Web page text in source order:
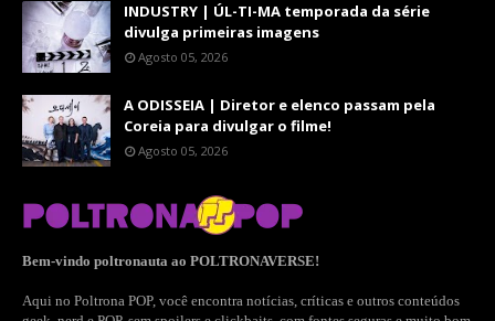
INDUSTRY | ÚL-TI-MA temporada da série
divulga primeiras imagens
Agosto 05, 2026
A ODISSEIA | Diretor e elenco passam pela
Coreia para divulgar o filme!
Agosto 05, 2026
Bem-vindo poltronauta ao POLTRONAVERSE!
Aqui no Poltrona POP, você encontra notícias, críticas e outros conteúdos